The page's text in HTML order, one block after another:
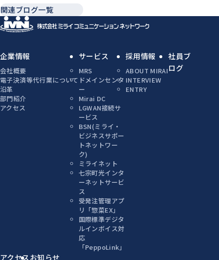
関連ブログ一覧
企業情報
会社概要
電子決済等代行業について
沿革
部門紹介
アクセス
サービス
MRS
ドメインセンタ
ー
Mirai DC
LGWAN接続サ
ービス
BSN(ミライ・
ビジネスサポー
トネットワー
ク)
ミライネット
七宗町光インタ
ーネットサービ
ス
受発注管理アプ
リ「惣菜EX」
国際標準デジタ
ルインボイス対
応
「PeppoLink」
採用情報
ABOUT MIRAI
INTERVIEW
ENTRY
社員ブ
ログ
アクセスお知らせ